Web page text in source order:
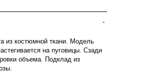
-
из костюмной ткани. Модель
на пуговицы. Сзади
объема. Подклад из